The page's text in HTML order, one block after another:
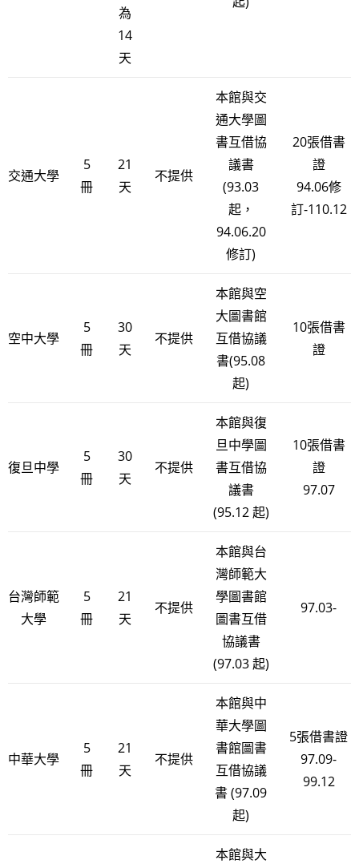
為
14
天
交通大學
5
冊
21
天
不提供
本館與交
通大學圖
書互借協
議書
(93.03
起，
94.06.20
修訂)
20張借書
證
94.06修
訂-110.12
空中大學
5
冊
30
天
不提供
本館與空
大圖書館
互借協議
書(95.08
起)
10張借書
證
復旦中學
5
冊
30
天
不提供
本館與復
旦中學圖
書互借協
議書
(95.12 起)
10張借書
證
97.07
台灣師範
大學
5
冊
21
天
不提供
本館與台
灣師範大
學圖書館
圖書互借
協議書
(97.03 起)
97.03-
中華大學
5
冊
21
天
不提供
本館與中
華大學圖
書館圖書
互借協議
書 (97.09
起)
5張借書證
97.09-
99.12
本館與大